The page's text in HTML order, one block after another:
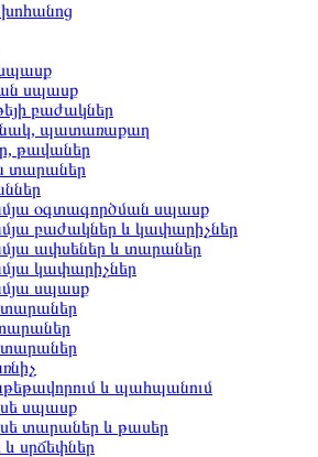
սպասք
բաժակներ
պատառաքաղ
թավաներ
տարաներ
օգտագործման սպասք
բաժակներ և կափարիչներ
ափսեներ և տարաներ
կափարիչներ
սպասք
տարաներ
տարաներ
և պահպանում
սպասք
տարաներ և թասեր
և սրճեփներ